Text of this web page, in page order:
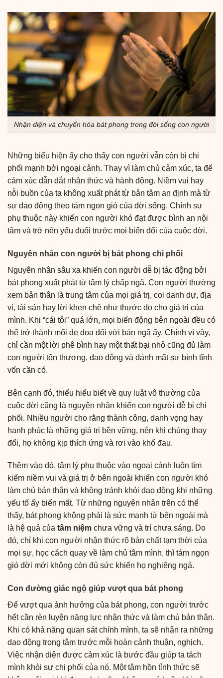
Nhận diện và chuyển hóa bát phong trong đời sống con người
Những biểu hiện ấy cho thấy con người vẫn còn bị chi
phối mạnh bởi ngoại cảnh. Thay vì làm chủ cảm xúc, ta để
cảm xúc dẫn dắt nhận thức và hành động. Niềm vui hay
nỗi buồn của ta không xuất phát từ bản tâm an định mà từ
sự dao động theo tám ngọn gió của đời sống. Chính sự
phụ thuộc này khiến con người khó đạt được bình an nội
tâm và trở nên yếu đuối trước mọi biến đổi của cuộc đời.
Nguyên nhân con người bị bát phong chi phối
Nguyên nhân sâu xa khiến con người dễ bị tác động bởi
bát phong xuất phát từ tâm lý chấp ngã. Con người thường
xem bản thân là trung tâm của mọi giá trị, coi danh dự, địa
vị, tài sản hay lời khen chê như thước đo cho giá trị của
mình. Khi “cái tôi” quá lớn, mọi biến động bên ngoài đều có
thể trở thành mối đe dọa đối với bản ngã ấy. Chính vì vậy,
chỉ cần một lời phê bình hay một thất bại nhỏ cũng đủ làm
con người tổn thương, dao động và đánh mất sự bình tĩnh
vốn cần có.
Bên cạnh đó, thiếu hiểu biết về quy luật vô thường của
cuộc đời cũng là nguyên nhân khiến con người dễ bị chi
phối. Nhiều người cho rằng thành công, danh vọng hay
hạnh phúc là những giá trị bền vững, nên khi chúng thay
đổi, họ không kịp thích ứng và rơi vào khổ đau.
Thêm vào đó, tâm lý phụ thuộc vào ngoại cảnh luôn tìm
kiếm niềm vui và giá trị ở bên ngoài khiến con người khó
làm chủ bản thân và không tránh khỏi dao động khi những
yếu tố ấy biến mất. Từ những nguyên nhân trên có thể
thấy, bát phong không phải là sức mạnh từ bên ngoài mà
là hệ quả của tâm niệm chưa vững và trí chưa sáng. Do
đó, chỉ khi con người nhận thức rõ bản chất tạm thời của
mọi sự, học cách quay về làm chủ tâm mình, thì tám ngọn
gió đời mới không còn đủ sức khiến họ nghiêng ngả.
Con đường giác ngộ giúp vượt qua bát phong
Để vượt qua ảnh hưởng của bát phong, con người trước
hết cần rèn luyện năng lực nhận thức và làm chủ bản thân.
Khi có khả năng quan sát chính mình, ta sẽ nhận ra những
dao động trong tâm trước mỗi hoàn cảnh thuận, nghịch.
Việc nhận diện được cảm xúc là bước đầu giúp ta tách
mình khỏi sự chi phối của nó. Một tâm hồn tỉnh thức sẽ